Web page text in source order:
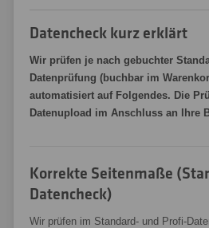
Datencheck kurz erklärt
Wir prüfen je nach gebuchter
Datenprüfung (buchbar im
automatisiert auf Folgendes. Die
Datenupload im Anschluss an Ihre
Korrekte Seitenmaße
Datencheck)
Wir prüfen im Standard- und Profi-